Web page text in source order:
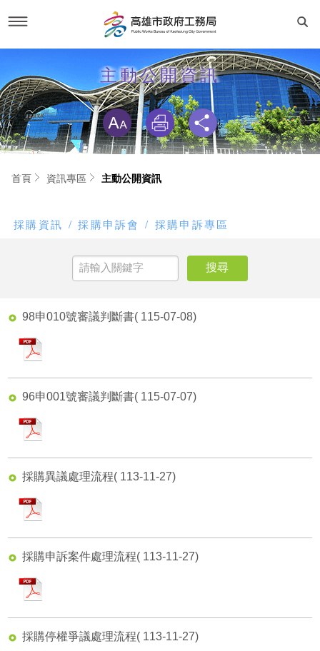
跳
要
內
容 工務新聞
活動專區
市政新聞
RSS訂閱
關於我們
首長簡介
交通位置
服務電話
電子郵件
機關組織與業務職掌
機關組織圖
會計室
資訊室
政風室
工程企劃處
建築管理處
工務專區
遊說資訊專區
性別主流化
廉政專區
網站連結
電子刊物
工務出版品
影音專區
雙語詞彙
施工規範
高雄市道路挖掘管理中心
寬頻管道
材料試驗
試驗隨機程式
採購申訴會
網站導覽
常見問答
主動公開資訊
略過字型切
首頁 資訊專區 主動公開資訊
採購資訊 採購申訴會 採購申訴專區
98申010號審議判斷書( 115-07-08)
96申001號審議判斷書( 115-07-07)
採購異議處理流程( 113-11-27)
採購申訴案件處理流程( 113-11-27)
採購停權爭議處理流程( 113-11-27)